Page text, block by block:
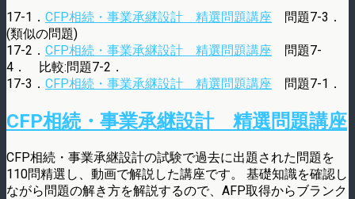
17-1． CFP相続・事業承継設計 精選問題講座 問題7-3．
(類似の問題)
17-2． CFP相続・事業承継設計 精選問題講座 問題7-
4． 比較:問題7-2．
17-3． CFP相続・事業承継設計 精選問題講座 問題7-1．
CFP相続・事業承継設計 精選問題講座
CFP相続・事業承継設計の試験で過去に出題された問題を
110問精選し、動画で解説した講座です。 基礎知識を確認し
ながら問題の解き方を解説するので、AFP取得からブランク